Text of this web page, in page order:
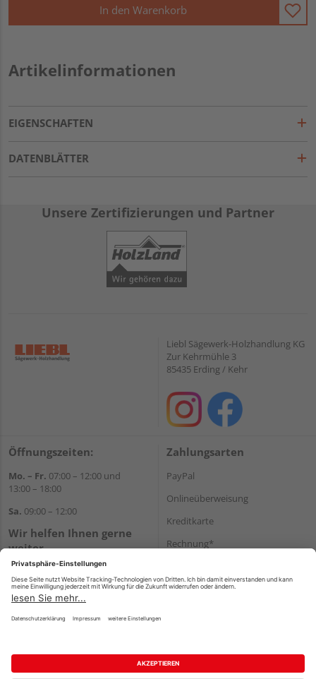
In den Warenkorb
Artikelinformationen
EIGENSCHAFTEN
DATENBLÄTTER
Unsere Zertifizierungen und Partner
Liebl Sägewerk-Holzhandlung KG
Zur Kehrmühle 3
85435 Erding / Kehr
Öffnungszeiten:
Mo. – Fr. 07:00 – 12:00 und
13:00 – 18:00
Sa. 09:00 – 12:00
Wir helfen Ihnen gerne
weiter
Tel.:+49 8122 14197
E-Mail:vertrieb@holz-liebl.de
Zahlungsarten
PayPal
Onlineüberweisung
Kreditkarte
Rechnung*
Versand
Impressum AGB Widerruf
Datenschutz